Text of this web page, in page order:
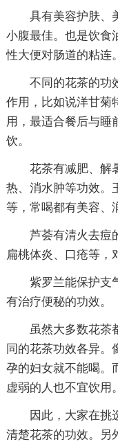
具有美容护肤、
小腹最佳。也是饮食
性大便对肠道的粘连。
不同的花茶的功
作用，比如说洋甘菊
用，最适合餐后与睡
饮。
花茶有减肥、解
热、消水肿等功效。
等，常喝都有美容、
芦荟有清火去痘
扁桃体炎、口疮等，
紫罗兰能保护支
有治疗便秘的功效。
虽然大多数花茶
同的花茶功效各异。
孕的妇女就不能喝。
虚弱的人也不宜饮用。
因此，大家在挑
清楚花茶的功效。另